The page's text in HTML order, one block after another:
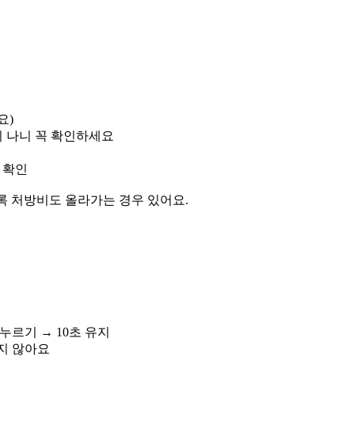
)
니 꼭 확인하세요
인
처방비도 올라가는 경우 있어요.
르기 → 10초 유지
않아요